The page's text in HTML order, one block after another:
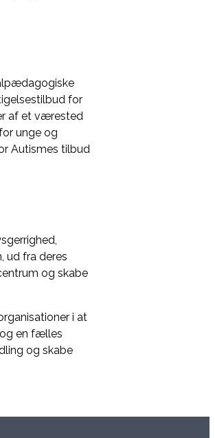
for
af et værested
unge og
Autismes tilbud
ud fra deres
og skabe
i at
en fælles
og skabe